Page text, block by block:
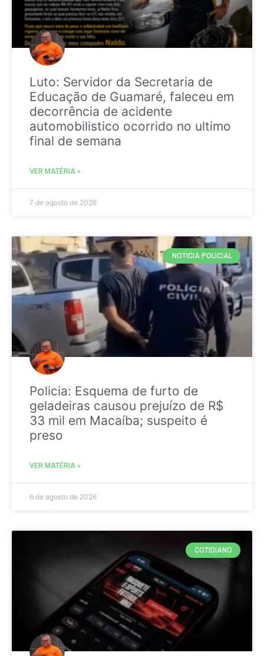
Luto: Servidor da Secretaria de
Educação de Guamaré, faleceu em
decorrência de acidente
automobilistico ocorrido no ultimo
final de semana
VER MATÉRIA »
7 de agosto de 2026
NOTICIA POLICIAL
Policia: Esquema de furto de
geladeiras causou prejuízo de R$
33 mil em Macaíba; suspeito é
preso
VER MATÉRIA »
6 de agosto de 2026
COTIDIANO